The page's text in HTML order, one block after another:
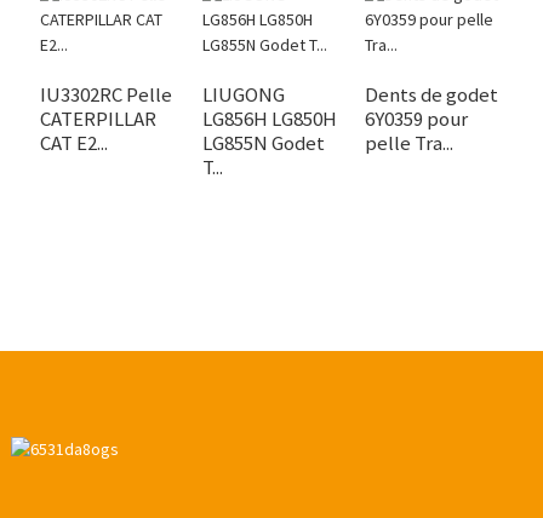
IU3302RC Pelle
CATERPILLAR
CAT E2...
LIUGONG
LG856H LG850H
LG855N Godet
T...
Dents de godet
6Y0359 pour
pelle Tra...